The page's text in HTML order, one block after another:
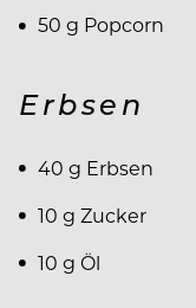
50 g Popcorn
Erbsen
40 g Erbsen
10 g Zucker
10 g Öl